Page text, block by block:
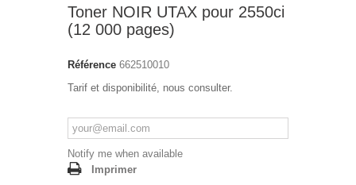
Toner NOIR UTAX pour 2550ci
(12 000 pages)
Référence 662510010
Tarif et disponibilité, nous consulter.
Notify me when available
Imprimer